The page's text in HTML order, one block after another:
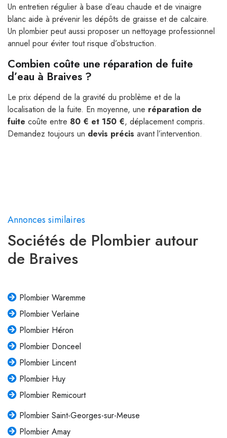
Un entretien régulier à base d’eau chaude et de vinaigre
blanc aide à prévenir les dépôts de graisse et de calcaire.
Un plombier peut aussi proposer un nettoyage professionnel
annuel pour éviter tout risque d’obstruction.
Combien coûte une réparation de fuite
d’eau à Braives ?
Le prix dépend de la gravité du problème et de la
localisation de la fuite. En moyenne, une réparation de
fuite coûte entre 80 € et 150 €, déplacement compris.
Demandez toujours un devis précis avant l’intervention.
Annonces similaires
Sociétés de Plombier autour
de Braives
Plombier Waremme
Plombier Verlaine
Plombier Héron
Plombier Donceel
Plombier Lincent
Plombier Huy
Plombier Remicourt
Plombier Saint-Georges-sur-Meuse
Plombier Amay